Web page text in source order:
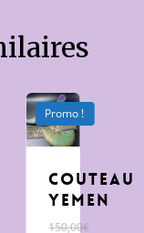
Promo !
Couteau
Yemen
150,00€